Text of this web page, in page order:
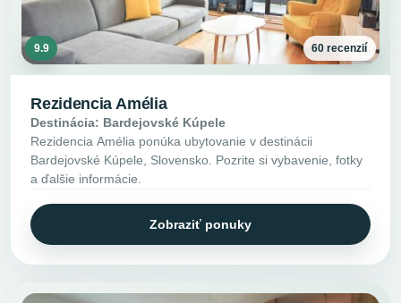
9.9 60 recenzií
Rezidencia Amélia
Destinácia: Bardejovské Kúpele
Rezidencia Amélia ponúka ubytovanie v destinácii
Bardejovské Kúpele, Slovensko. Pozrite si vybavenie, fotky
a ďalšie informácie.
Zobraziť ponuky